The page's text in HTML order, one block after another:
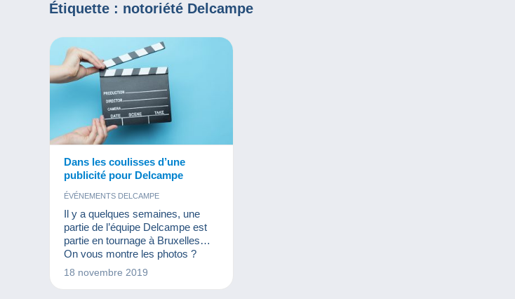
Étiquette : notoriété Delcampe
Dans les coulisses d’une
publicité pour Delcampe
ÉVÉNEMENTS DELCAMPE
Il y a quelques semaines, une
partie de l’équipe Delcampe est
partie en tournage à Bruxelles…
On vous montre les photos ?
18 novembre 2019